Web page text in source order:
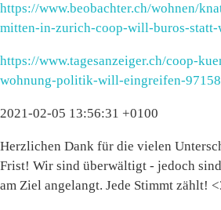
https://www.beobachter.ch/wohnen/
mitten-in-zurich-coop-will-buros-statt-
https://www.tagesanzeiger.ch/coop-
wohnung-politik-will-eingreifen-
2021-02-05 13:56:31 +0100
Herzlichen Dank für die vielen
Frist! Wir sind überwältigt - jedoch
am Ziel angelangt. Jede Stimmt zählt!